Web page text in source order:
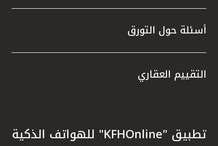
أسئلة حول التورق
التقييم العقاري
تطبيق "KFHOnline" للهواتف الذكية